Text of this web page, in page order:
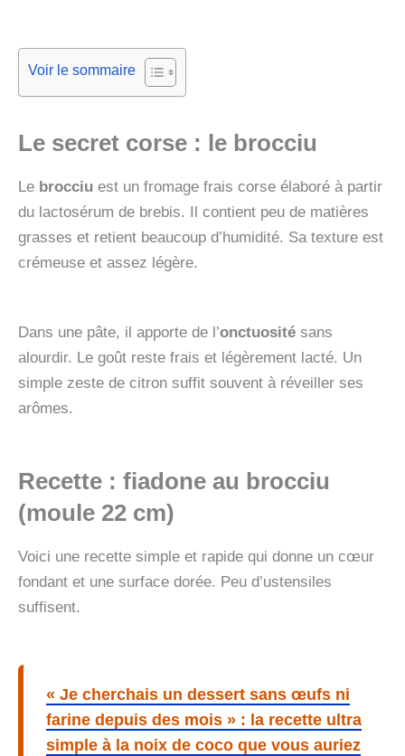
Voir le sommaire
Le secret corse : le brocciu
Le brocciu est un fromage frais corse élaboré à partir
du lactosérum de brebis. Il contient peu de matières
grasses et retient beaucoup d’humidité. Sa texture est
crémeuse et assez légère.
Dans une pâte, il apporte de l’onctuosité sans
alourdir. Le goût reste frais et légèrement lacté. Un
simple zeste de citron suffit souvent à réveiller ses
arômes.
Recette : fiadone au brocciu
(moule 22 cm)
Voici une recette simple et rapide qui donne un cœur
fondant et une surface dorée. Peu d’ustensiles
suffisent.
« Je cherchais un dessert sans œufs ni
farine depuis des mois » : la recette ultra
simple à la noix de coco que vous auriez